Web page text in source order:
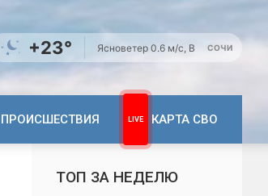
+23° Ясноветер 0.6 м/с, В СОЧИ
ПРОИСШЕСТВИЯ КАРТА СВО
ТОП ЗА НЕДЕЛЮ